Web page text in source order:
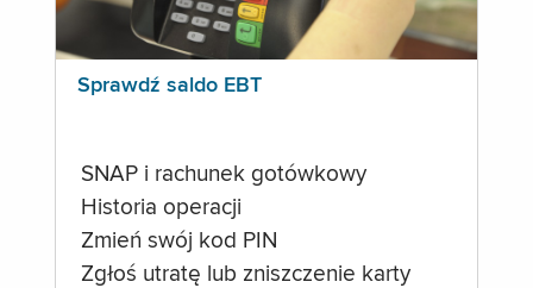
Sprawdź saldo EBT
SNAP i rachunek gotówkowy
Historia operacji
Zmień swój kod PIN
Zgłoś utratę lub zniszczenie karty